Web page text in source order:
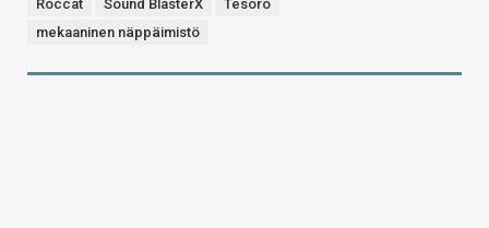
Roccat
Sound BlasterX
Tesoro
mekaaninen näppäimistö